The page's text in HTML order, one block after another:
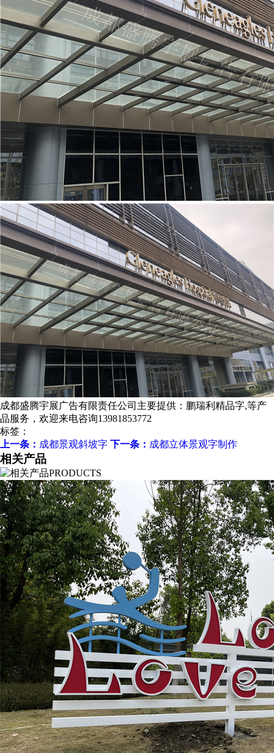
成都盛腾宇展广告有限责任公司主要提供：鹏瑞利精品字,等产
品服务，欢迎来电咨询13981853772
标签：
上一条： 成都景观斜坡字 下一条： 成都立体景观字制作
相关产品
PRODUCTS